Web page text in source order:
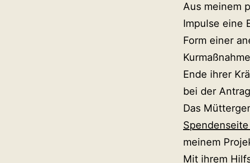
Aus meinem
Impulse eine
Form einer
Ende ihrer
bei der
Das
meinem
Mit ihrem